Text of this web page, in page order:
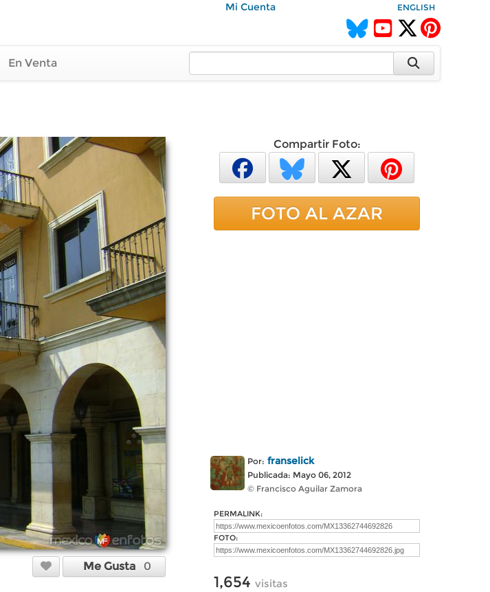
Mi Cuenta ENGLISH
En Venta
Me Gusta 0
Compartir Foto:
FOTO AL AZAR
Por: franselick
Publicada: Mayo 06, 2012
© Francisco Aguilar Zamora
PERMALINK:
FOTO:
1,654 visitas